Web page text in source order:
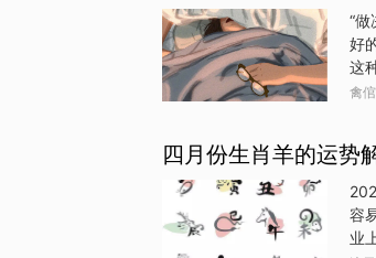
自
的
人
生
“
好
这
谁
这
人
也
观
禽倌
四月份生肖羊的运势
容
业